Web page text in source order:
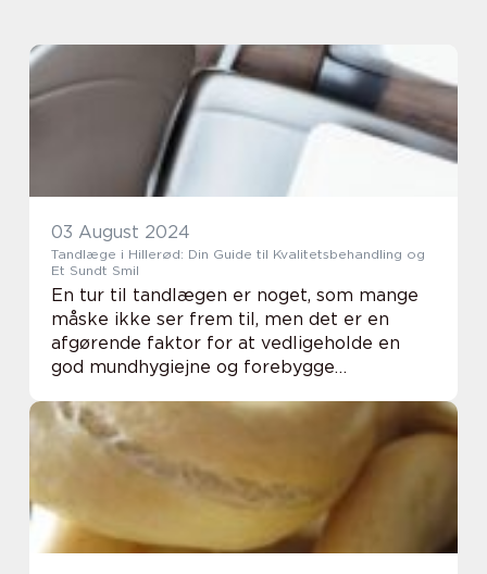
03 August 2024
Tandlæge i Hillerød: Din Guide til Kvalitetsbehandling og
Et Sundt Smil
En tur til tandlægen er noget, som mange
måske ikke ser frem til, men det er en
afgørende faktor for at vedligeholde en
god mundhygiejne og forebygge
muligheden for at modtage behandling af
h...